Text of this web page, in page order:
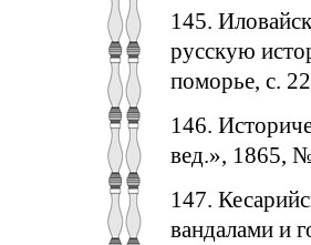
145.
русскую
поморье, с.
146.
вед.», 1865,
147.
вандалами и